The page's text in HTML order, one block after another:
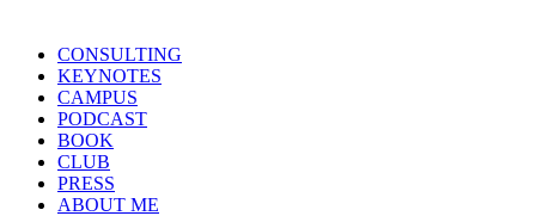
CONSULTING
KEYNOTES
CAMPUS
PODCAST
BOOK
CLUB
PRESS
ABOUT ME